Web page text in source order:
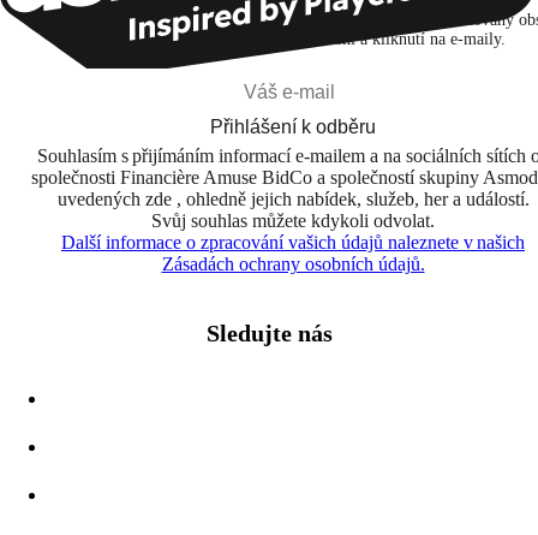
Přihlašuji se k odběru, abych objevoval hry, novinky a personalizovaný
na základě svých zájmů a svých otevření a kliknutí na e-maily.
Přihlášení k odběru
Souhlasím s přijímáním informací e-mailem a na sociálních sítích
společnosti Financière Amuse BidCo a společností skupiny
uvedených zde , ohledně jejich nabídek, služeb, her a událostí.
Svůj souhlas můžete kdykoli odvolat.
Další informace o zpracování vašich údajů naleznete v našich
Zásadách ochrany osobních údajů.
Sledujte nás